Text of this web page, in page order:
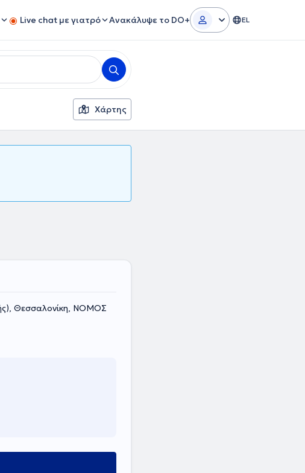
Live chat με γιατρό Ανακάλυψε το DO+ EL
Χάρτης
Θεσσαλονίκη, ΝΟΜΟΣ